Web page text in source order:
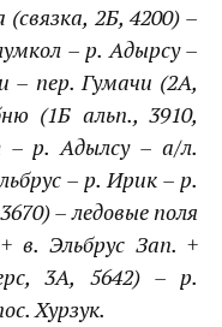
2Б, 4200) –
– р. Адырсу –
– пер. Гумачи (2А,
(1Б альп., 3910,
– р. Адылсу – а/л.
– р. Ирик – р.
– ледовые поля
в. Эльбрус Зап. +
3А, 5642) – р.
Хурзук.